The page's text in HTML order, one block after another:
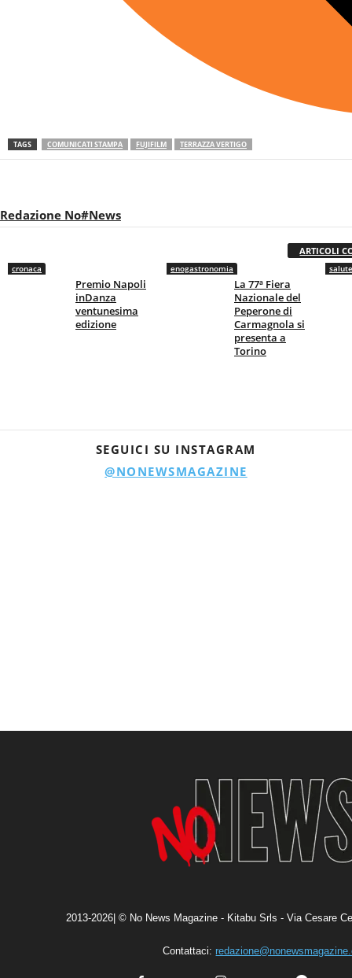
TAGS COMUNICATI STAMPA FUJIFILM TERRAZZA VERTIGO
Redazione No#News
ARTICOLI
cronaca
Premio Napoli
inDanza
ventunesima
edizione
enogastronomia
La 77ª Fiera
Nazionale del
Peperone di
Carmagnola si
presenta a
Torino
SEGUICI SU INSTAGRAM
@NONEWSMAGAZINE
2013-2026| © No News Magazine - Kitabu Srls - Via Cesare
Contattaci: